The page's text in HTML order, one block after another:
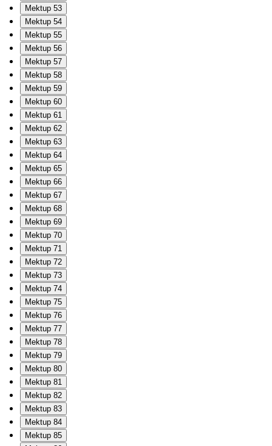
Mektup 53
Mektup 54
Mektup 55
Mektup 56
Mektup 57
Mektup 58
Mektup 59
Mektup 60
Mektup 61
Mektup 62
Mektup 63
Mektup 64
Mektup 65
Mektup 66
Mektup 67
Mektup 68
Mektup 69
Mektup 70
Mektup 71
Mektup 72
Mektup 73
Mektup 74
Mektup 75
Mektup 76
Mektup 77
Mektup 78
Mektup 79
Mektup 80
Mektup 81
Mektup 82
Mektup 83
Mektup 84
Mektup 85